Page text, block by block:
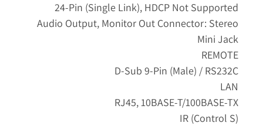
24-Pin (single Link), HDCP Not Supported
Audio Output, Monitor Out Connector: Stereo
Mini Jack
REMOTE
D-Sub 9-Pin (male) / RS232C
LAN
RJ45, 10BASE-T/100BASE-TX
IR (Control S)